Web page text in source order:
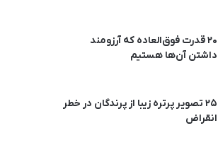
20 قدرت فوق‌العاده که آرزومند
داشتن آن‌ها هستیم
25 تصویر پرتره زیبا از پرندگان در خطر
انقراض